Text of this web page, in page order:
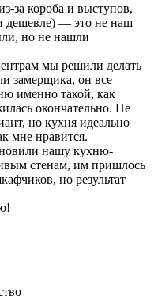
за короба и выступов,
дешевле) — это не наш
но не нашли
мы решили делать
замерщика, он все
именно такой, как
окончательно. Не
но кухня идеально
мне нравится.
нашу кухню-
стенам, им пришлось
но результат